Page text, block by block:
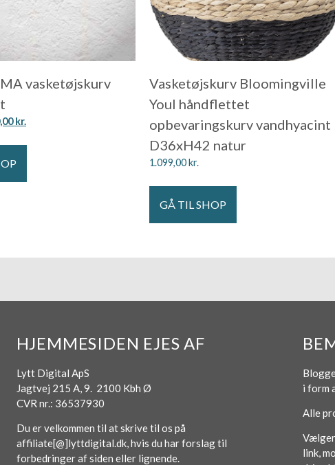
vasketøjskurv
kr.
Vasketøjskurv Bloomingville
Youl håndflettet
opbevaringskurv vandhyacint
D36xH42 natur
1.099,00kr.
GÅ TIL SHOP
HJEMMESIDEN EJES AF
Lytt Digital ApS
Jagtvej 215 A, 9. 2100 Kbh Ø
CVR nr.: 36537930
Du er velkommen til at skrive til os på
affiliate[@]lyttdigital.dk, hvis du har forslag til
forbedringer af siden eller lignende.
i form
Alle
link,